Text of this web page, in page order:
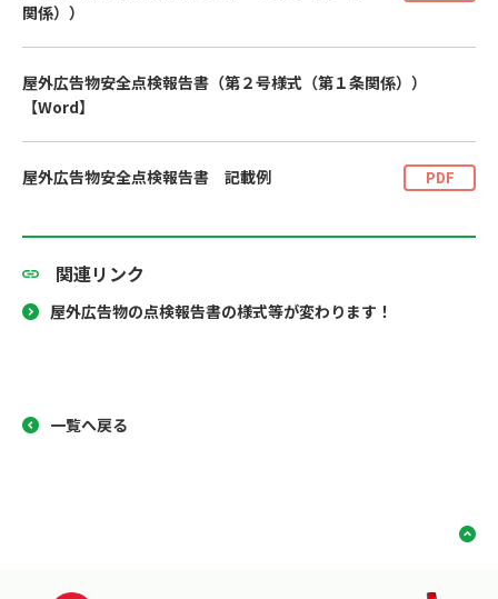
関係））
屋外広告物安全点検報告書（第２号様式（第１条関係））
【Word】
屋外広告物安全点検報告書 記載例 PDF
関連リンク
屋外広告物の点検報告書の様式等が変わります！
一覧へ戻る